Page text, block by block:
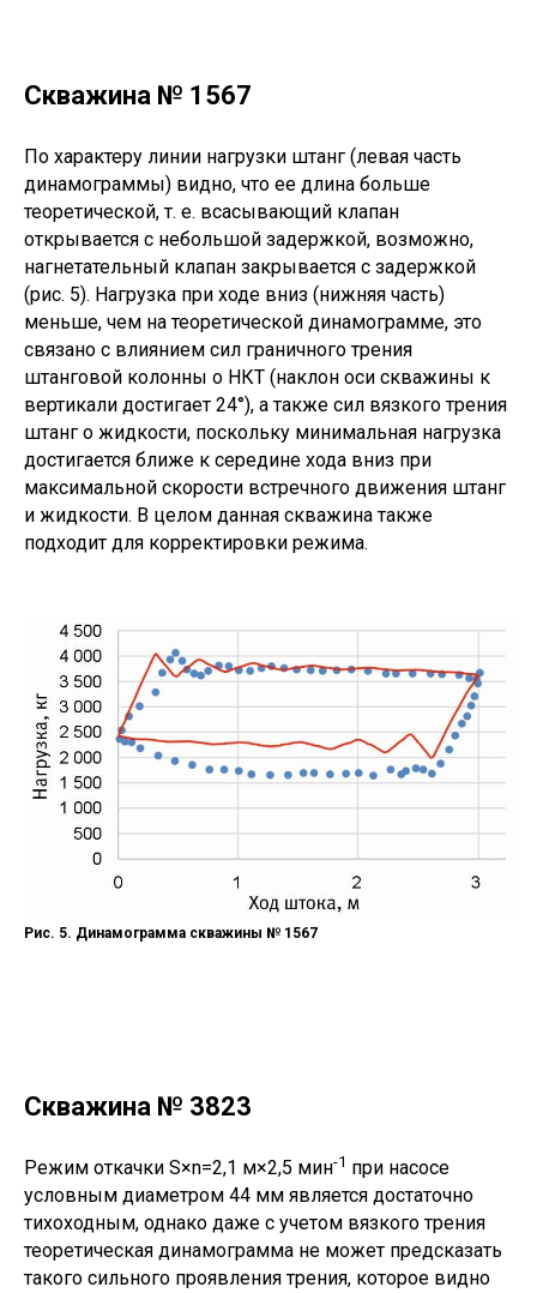
Скважина № 1567
По характеру линии нагрузки штанг (левая часть
динамограммы) видно, что ее длина больше
теоретической, т. е. всасывающий клапан
открывается с небольшой задержкой, возможно,
нагнетательный клапан закрывается с задержкой
(рис. 5). Нагрузка при ходе вниз (нижняя часть)
меньше, чем на теоретической динамограмме, это
связано с влиянием сил граничного трения
штанговой колонны о НКТ (наклон оси скважины к
вертикали достигает 24°), а также сил вязкого трения
штанг о жидкости, поскольку минимальная нагрузка
достигается ближе к середине хода вниз при
максимальной скорости встречного движения штанг
и жидкости. В целом данная скважина также
подходит для корректировки режима.
Рис. 5. Динамограмма скважины № 1567
Скважина № 3823
Режим откачки S×n=2,1 м×2,5 мин-1 при насосе
условным диаметром 44 мм является достаточно
тихоходным, однако даже с учетом вязкого трения
теоретическая динамограмма не может предсказать
такого сильного проявления трения, которое видно